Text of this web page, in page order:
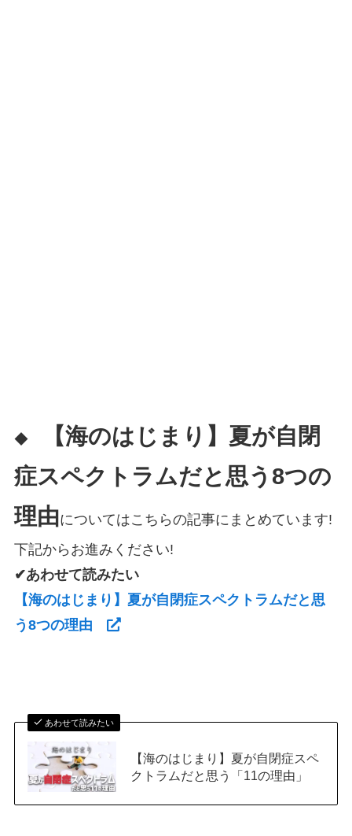
◆
【海のはじまり】夏が自閉
症スペクトラムだと思う8つの
理由についてはこちらの記事にまとめています!
下記からお進みください!
✔あわせて読みたい
【海のはじまり】夏が自閉症スペクトラムだと思
う8つの理由
あわせて読みたい
【海のはじまり】夏が自閉症スペ
クトラムだと思う「11の理由」